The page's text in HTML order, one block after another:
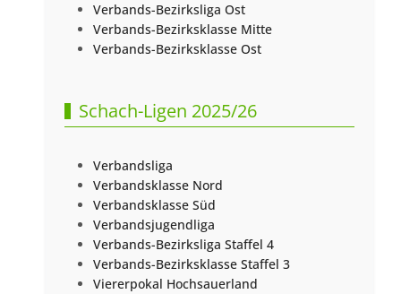
Verbands-Bezirksliga Ost
Verbands-Bezirksklasse Mitte
Verbands-Bezirksklasse Ost
Schach-Ligen 2025/26
Verbandsliga
Verbandsklasse Nord
Verbandsklasse Süd
Verbandsjugendliga
Verbands-Bezirksliga Staffel 4
Verbands-Bezirksklasse Staffel 3
Viererpokal Hochsauerland